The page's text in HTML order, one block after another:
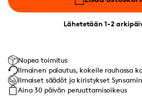
Lähetetään 1-2
Nopea toimitus
Ilmainen palautus, kokeile rauhassa
Ilmaiset säädöt ja kiristykset
Aina 30 päivän peruuttamisoikeus